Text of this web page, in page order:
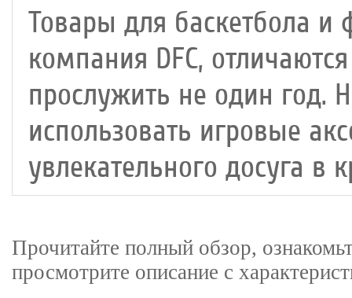
Товары для баскетбола и
компания DFC,
прослужить не один год.
использовать игровые
увлекательного досуга в
Прочитайте полный обзор,
просмотрите описание с